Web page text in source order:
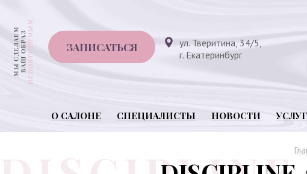
ЗАПИСАТЬСЯ
ул. Тверитина, 34/5,
г. Екатеринбург
О САЛОНЕ СПЕЦИАЛИСТЫ НОВОСТИ